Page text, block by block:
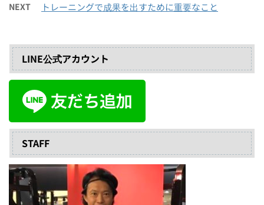
NEXT トレーニングで成果を出すために重要なこと
LINE公式アカウント
STAFF